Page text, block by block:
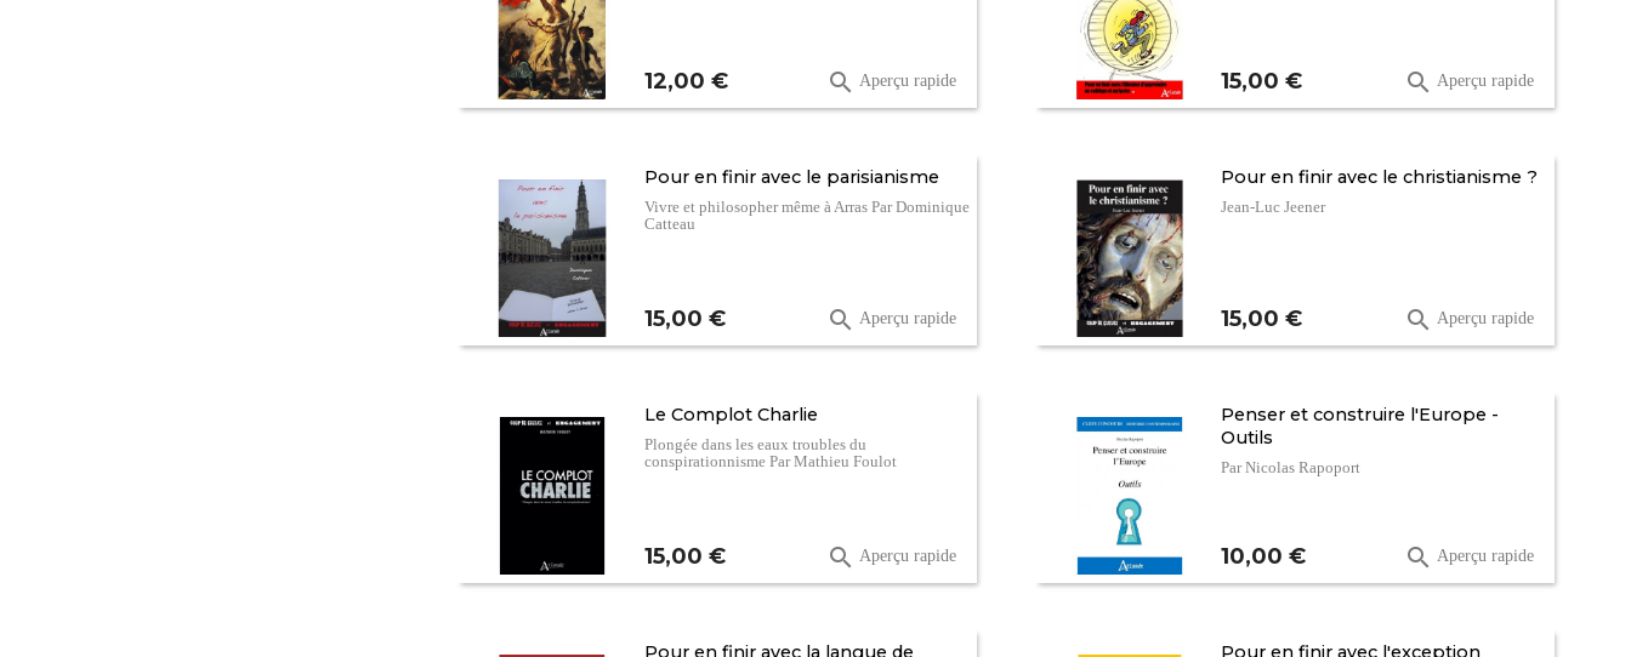
Prix
12,00 €  Aperçu rapide Prix
15,00 €  Aperçu rapide
Pour en finir avec le parisianisme
Vivre et philosopher même à Arras Par Dominique
Catteau
Prix
15,00 €  Aperçu rapide
Pour en finir avec le christianisme ?
Jean-Luc Jeener
Prix
15,00 €  Aperçu rapide
Le Complot Charlie
Plongée dans les eaux troubles du
conspirationnisme Par Mathieu Foulot
Prix
15,00 €  Aperçu rapide
Penser et construire l'Europe -
Outils
Par Nicolas Rapoport
Prix
10,00 €  Aperçu rapide
Pour en finir avec la langue de Pour en finir avec l'exception